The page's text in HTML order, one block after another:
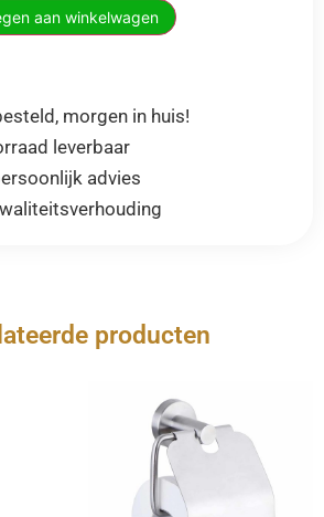
aan winkelwagen
morgen in huis!
leverbaar
advies
producten